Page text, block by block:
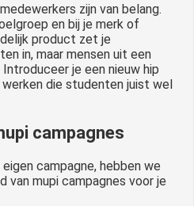
zijn van belang.
en bij je merk of
product zet je
in, maar mensen uit een
je een nieuw hip
werken die studenten juist wel
campagnes
campagne, hebben we
van mupi campagnes voor je